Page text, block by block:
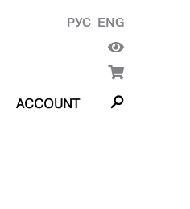
РУС ENG
ACCOUNT